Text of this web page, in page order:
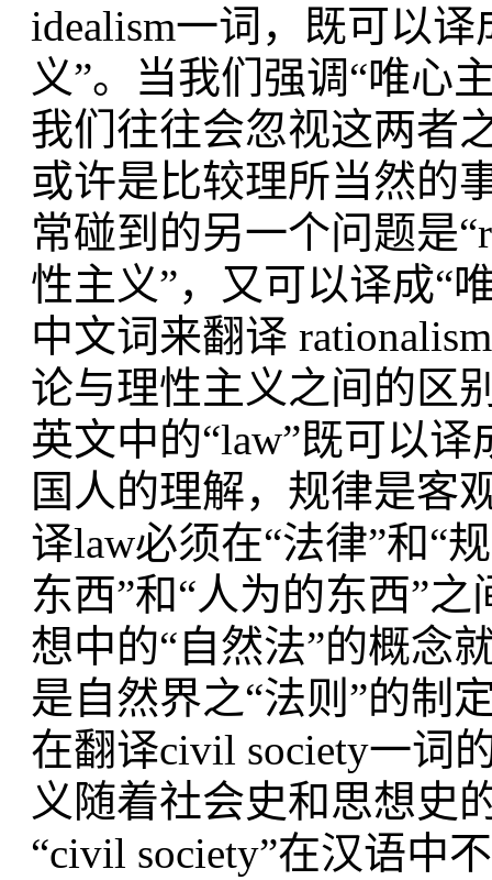
idealism一词，既可以
义”。当我们强调“唯心
我们往往会忽视这两者
或许是比较理所当然的
常碰到的另一个问题是
性主义”，又可以译成“
中文词来翻译
论与理性主义之间的区
英文中的“law”既可以
国人的理解，规律是客
译law必须在“法律”和“
东西”和“人为的东西”
想中的“自然法”的概念
是自然界之“法则”的制
在翻译civil society一词
义随着社会史和思想史
“civil society”在汉语中